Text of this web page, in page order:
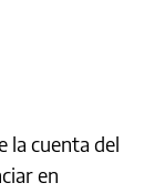
la cuenta del
en